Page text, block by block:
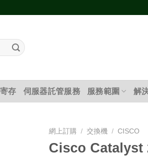
存 伺服器託管服務 服務範圍 解
網上訂購 / 交換機 / CISCO
Cisco Catalyst